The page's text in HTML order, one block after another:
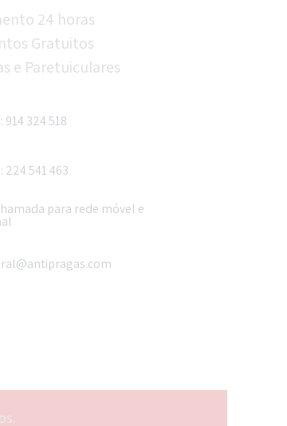
24 horas
Gratuitos
e Paretuiculares
914 324 518
224 541 463
para rede móvel e